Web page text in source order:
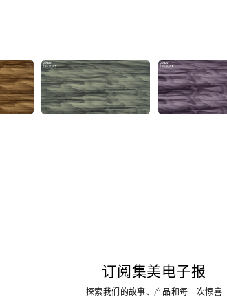
订阅集美电子报
探索我们的故事、产品和每一次惊喜